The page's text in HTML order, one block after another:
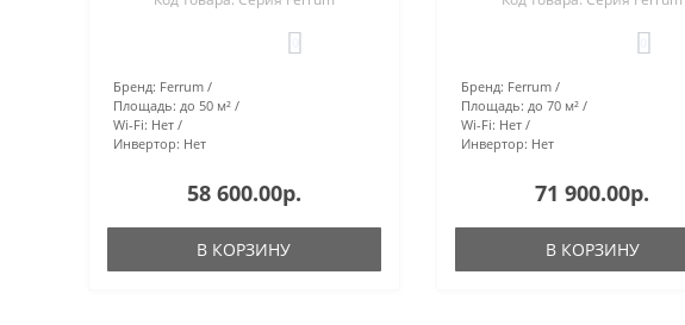
Бренд: Ferrum
Площадь: до 50 м²
Wi-Fi: Нет
Инвертор: Нет
58 600.00р.
В КОРЗИНУ
Бренд: Ferrum
Площадь: до 70 м²
Wi-Fi: Нет
Инвертор: Нет
71 900.00р.
В КОРЗИНУ